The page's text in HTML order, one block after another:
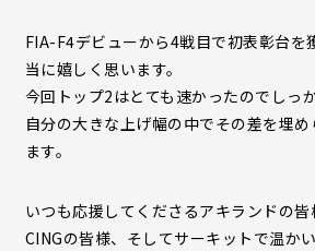
FIA-F4デビューから4戦目で初表彰台を
当に嬉しく思います。
今回トップ2はとても速かったのでしっ
自分の大きな上げ幅の中でその差を埋
ます。
いつも応援してくださるアキランドの
CINGの皆様、そしてサーキットで温か